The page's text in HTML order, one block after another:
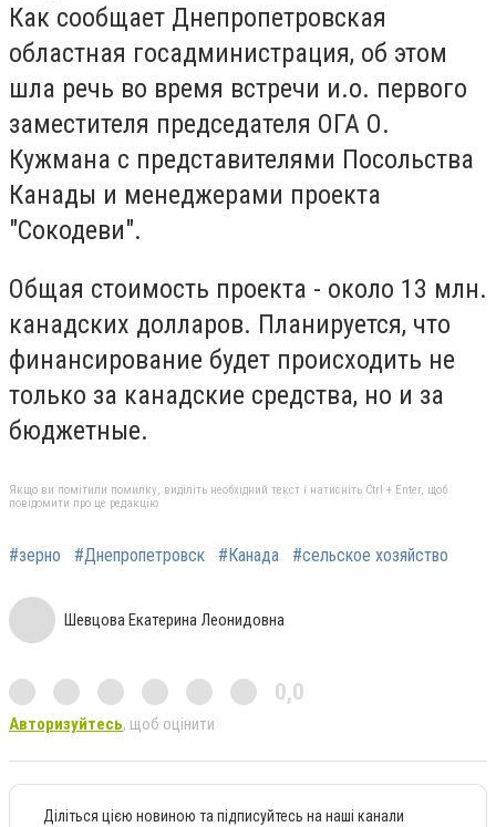
Как сообщает Днепропетровская
областная госадминистрация, об этом
шла речь во время встречи и.о. первого
заместителя председателя ОГА О.
Кужмана с представителями Посольства
Канады и менеджерами проекта
"Сокодеви".
Общая стоимость проекта - около 13 млн.
канадских долларов. Планируется, что
финансирование будет происходить не
только за канадские средства, но и за
бюджетные.
Якщо ви помітили помилку, виділіть необхідний текст і натисніть Ctrl + Enter, щоб
повідомити про це редакцію
#зерно #Днепропетровск #Канада #сельское хозяйство
Шевцова Екатерина Леонидовна
0,0
Авторизуйтесь, щоб оцінити
Діліться цією новиною та підписуйтесь на наші канали